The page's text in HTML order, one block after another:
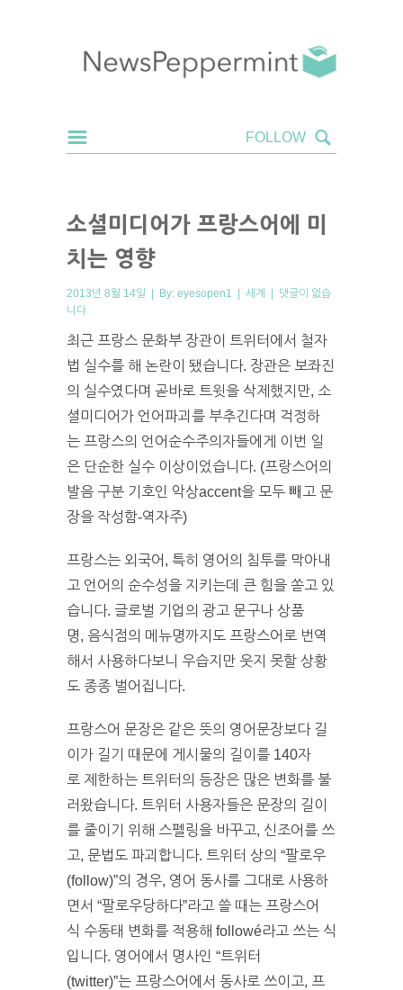
소셜미디어가 프랑스어에 미
치는 영향
2013년 8월 14일 | By: eyesopen1 | 세계 | 댓글이 없습
니다
최근 프랑스 문화부 장관이 트위터에서 철자
법 실수를 해 논란이 됐습니다. 장관은 보좌진
의 실수였다며 곧바로 트윗을 삭제했지만, 소
셜미디어가 언어파괴를 부추긴다며 걱정하
는 프랑스의 언어순수주의자들에게 이번 일
은 단순한 실수 이상이었습니다. (프랑스어의
발음 구분 기호인 악상accent을 모두 빼고 문
장을 작성함-역자주)
프랑스는 외국어, 특히 영어의 침투를 막아내
고 언어의 순수성을 지키는데 큰 힘을 쏟고 있
습니다. 글로벌 기업의 광고 문구나 상품
명, 음식점의 메뉴명까지도 프랑스어로 번역
해서 사용하다보니 우습지만 웃지 못할 상황
도 종종 벌어집니다.
프랑스어 문장은 같은 뜻의 영어문장보다 길
이가 길기 때문에 게시물의 길이를 140자
로 제한하는 트위터의 등장은 많은 변화를 불
러왔습니다. 트위터 사용자들은 문장의 길이
를 줄이기 위해 스펠링을 바꾸고, 신조어를 쓰
고, 문법도 파괴합니다. 트위터 상의 “팔로우
(follow)”의 경우, 영어 동사를 그대로 사용하
면서 “팔로우당하다”라고 쓸 때는 프랑스어
식 수동태 변화를 적용해 followé라고 쓰는 식
입니다. 영어에서 명사인 “트위터
(twitter)”는 프랑스어에서 동사로 쓰이고, 프